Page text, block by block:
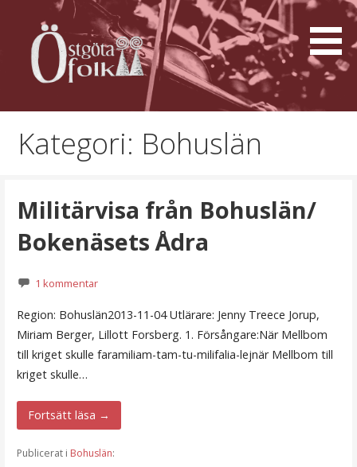
innehåll
Östgötafolk
Kategori: Bohuslän
Militärvisa från Bohuslän/
Bokenäsets Ådra
1 kommentar
Region: Bohuslän2013-11-04 Utlärare: Jenny Treece Jorup,
Miriam Berger, Lillott Forsberg. 1. Försångare:När Mellbom
till kriget skulle faramiliam-tam-tu-milifalia-lejnär Mellbom till
kriget skulle…
Fortsätt läsa →
Publicerat i Bohuslän: